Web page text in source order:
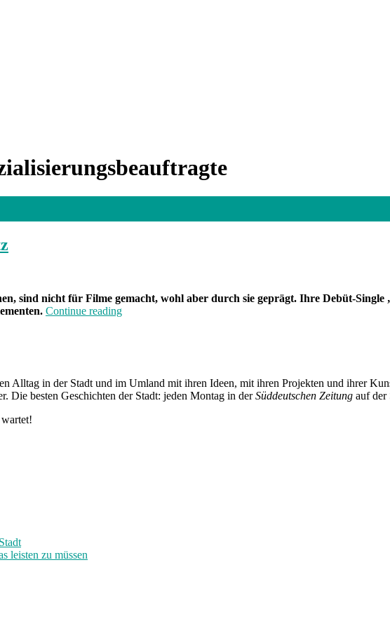
sind nicht für Filme gemacht, wohl aber durch sie geprägt. Ihre Debüt-Single
Continue reading„Band
Alltag in der Stadt und im Umland mit ihren Ideen, mit ihren Projekten und ihrer
Die besten Geschichten der Stadt: jeden Montag in derSüddeutschen Zeitung auf der
leisten zu müssen